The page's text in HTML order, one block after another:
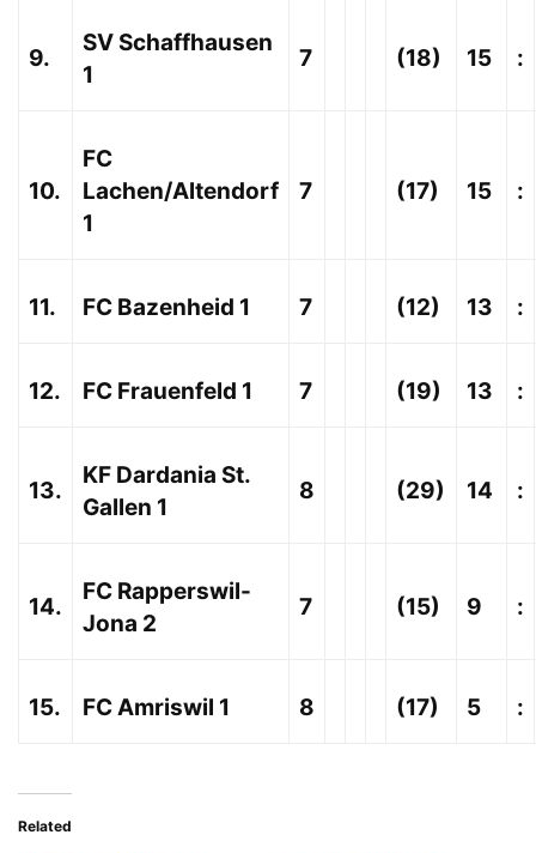
9.
SV Schaffhausen
1
7 (18) 15 :
10.
FC
Lachen/Altendorf
1
7 (17) 15 :
11. FC Bazenheid 1 7 (12) 13 :
12. FC Frauenfeld 1 7 (19) 13 :
13.
KF Dardania St.
Gallen 1
8 (29) 14 :
14.
FC Rapperswil-
Jona 2
7 (15) 9 :
15. FC Amriswil 1 8 (17) 5 :
Related